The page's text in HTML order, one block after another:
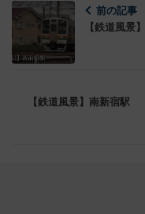
前の記事
【鉄道風景
【鉄道風景】南新宿駅